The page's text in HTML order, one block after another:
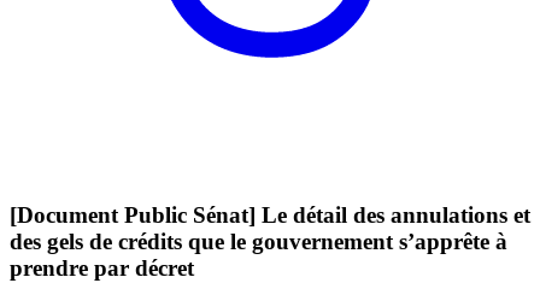
[Document Public Sénat] Le détail des annulations et
des gels de crédits que le gouvernement s’apprête à
prendre par décret